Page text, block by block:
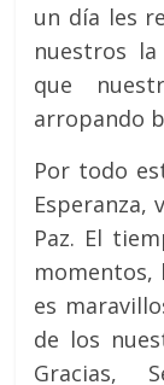
un día les
nuestros
que
arropando
Por todo
Esperanza,
Paz. El
momentos,
es
de los
Gracias,